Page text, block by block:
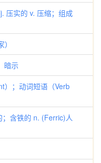
实的 v. 压缩；组成
暗示
；动词短语（Verb
含铁的 n. (Ferric)人